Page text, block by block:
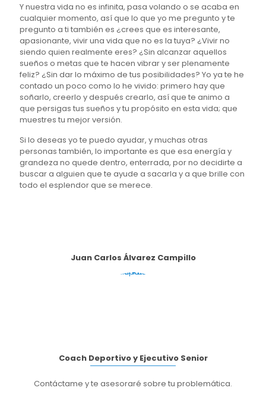
Y nuestra vida no es infinita, pasa volando o se acaba en
cualquier momento, así que lo que yo me pregunto y te
pregunto a ti también es ¿crees que es interesante,
apasionante, vivir una vida que no es la tuya? ¿Vivir no
siendo quien realmente eres? ¿Sin alcanzar aquellos
sueños o metas que te hacen vibrar y ser plenamente
feliz? ¿Sin dar lo máximo de tus posibilidades? Yo ya te he
contado un poco como lo he vivido: primero hay que
soñarlo, creerlo y después crearlo, así que te animo a
que persigas tus sueños y tu propósito en esta vida; que
muestres tu mejor versión.
Si lo deseas yo te puedo ayudar, y muchas otras
personas también, lo importante es que esa energía y
grandeza no quede dentro, enterrada, por no decidirte a
buscar a alguien que te ayude a sacarla y a que brille con
todo el esplendor que se merece.
Juan Carlos Álvarez Campillo
Coach Deportivo y Ejecutivo Senior
Contáctame y te asesoraré sobre tu problemática.